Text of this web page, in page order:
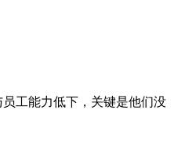
工能力低下，关键是他们没